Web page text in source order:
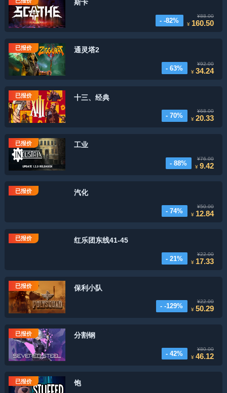
斯卡
- -82%
¥88.00
¥ 160.50
已报价 通灵塔2
- 63%
¥92.00
¥34.24
已报价 十三、经典
- 70%
¥68.00
¥20.33
已报价 工业
- 88%
¥76.00
¥9.42
已报价 汽化
- 74%
¥50.00
¥ 12.84
已报价 红乐团东线41-45
- 21%
¥22.00
¥ 17.33
已报价 保利小队
- -129%
¥22.00
¥50.29
已报价 分割钢
- 42%
¥80.00
¥46.12
已报价 饱